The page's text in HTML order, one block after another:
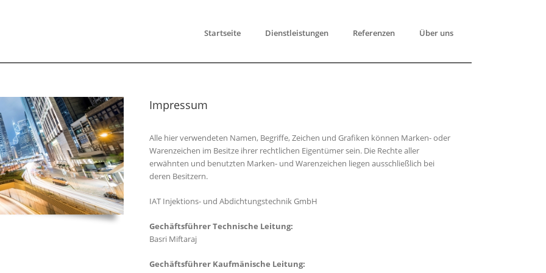
Startseite Dienstleistungen Referenzen Über uns
Impressum
Alle hier verwendeten Namen, Begriffe, Zeichen und Grafiken können Marken- oder
Warenzeichen im Besitze ihrer rechtlichen Eigentümer sein. Die Rechte aller
erwähnten und benutzten Marken- und Warenzeichen liegen ausschließlich bei
deren Besitzern.
IAT Injektions- und Abdichtungstechnik GmbH
Gechäftsführer Technische Leitung:
Basri Miftaraj
Gechäftsführer Kaufmänische Leitung: